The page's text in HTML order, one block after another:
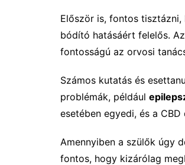
Először is, fontos
bódító hatásáért felelős.
fontosságú az orvosi
Számos kutatás és
problémák, például
esetében egyedi, és a
Amennyiben a szülők úgy
fontos, hogy kizárólag